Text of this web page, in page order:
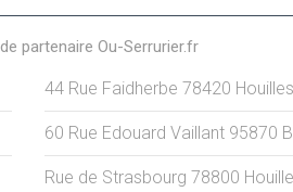
partenaire Ou-Serrurier.fr
44 Rue Faidherbe 78420 Houilles
60 Rue Edouard Vaillant 95870
Rue de Strasbourg 78800